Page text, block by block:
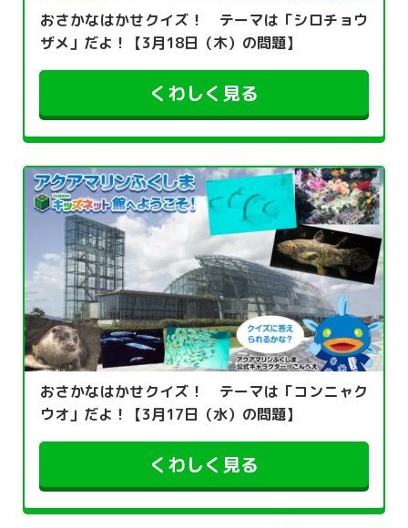
おさかなはかせクイズ！ テーマは「シロチョウ
ザメ」だよ！【3月18日（木）の問題】
くわしく見る
おさかなはかせクイズ！ テーマは「コンニャク
ウオ」だよ！【3月17日（水）の問題】
くわしく見る